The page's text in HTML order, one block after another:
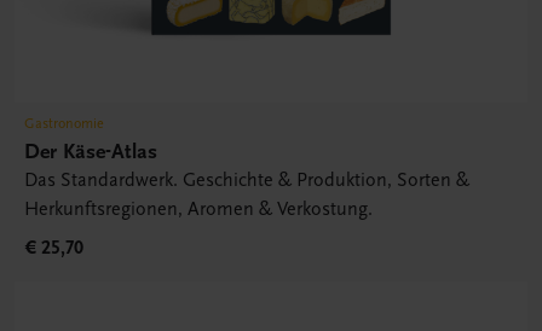
Gastronomie
Der Käse-Atlas
Das Standardwerk. Geschichte & Produktion, Sorten &
Herkunftsregionen, Aromen & Verkostung.
€ 25,70